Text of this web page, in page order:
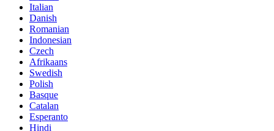
Italian
Danish
Romanian
Indonesian
Czech
Afrikaans
Swedish
Polish
Basque
Catalan
Esperanto
Hindi